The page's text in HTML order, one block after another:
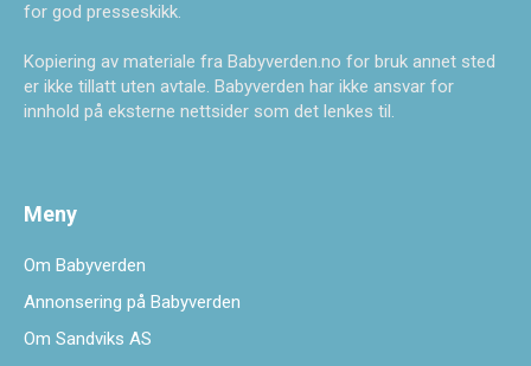
for god presseskikk.
Kopiering av materiale fra Babyverden.no for bruk annet sted
er ikke tillatt uten avtale. Babyverden har ikke ansvar for
innhold på eksterne nettsider som det lenkes til.
Meny
Om Babyverden
Annonsering på Babyverden
Om Sandviks AS